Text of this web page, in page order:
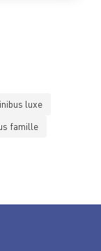
luxe
famille